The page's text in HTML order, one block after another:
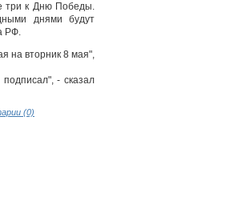
три к Дню Победы.
днями будут
РФ.
на вторник 8 мая",
- сказал
(0)